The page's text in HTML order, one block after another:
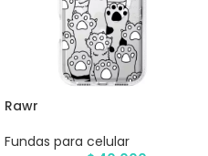
Rawr
Fundas para celular